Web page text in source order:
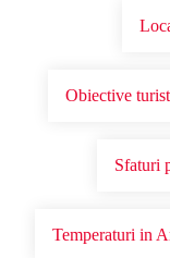
Obiective
Sfaturi
Temperaturi in